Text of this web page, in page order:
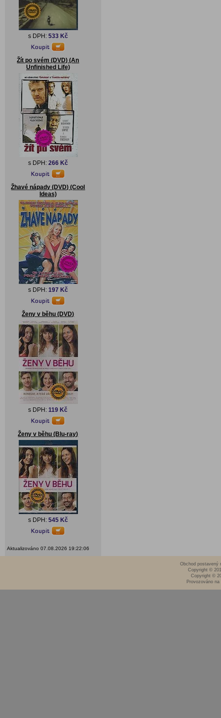
s DPH: 533 Kč
Žít po svém (DVD) (An
Unfinished Life)
s DPH: 266 Kč
Žhavé nápady (DVD) (Cool
Ideas)
s DPH: 197 Kč
Ženy v běhu (DVD)
s DPH:119 Kč
Ženy v běhu (Blu-ray)
s DPH: 545 Kč
Aktualizováno 07.08.2026 19:22:06
Obchod postavený
Copyright ©
Copyright ©
Provozováno